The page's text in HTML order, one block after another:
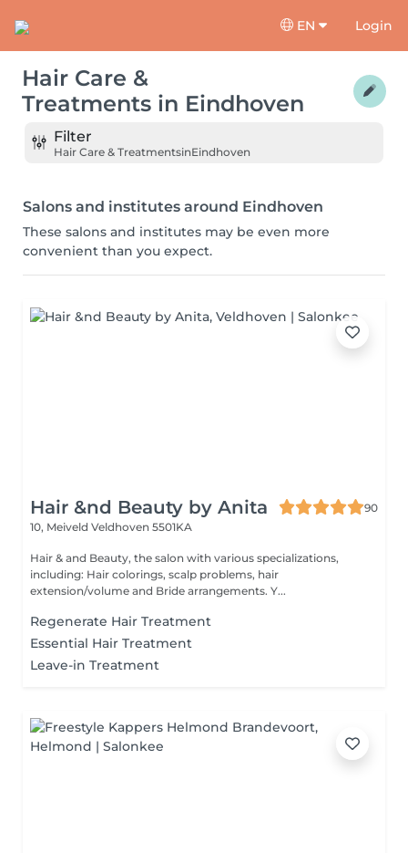
EN Login
Hair Care &
Treatments in Eindhoven
Filter
Hair Care & TreatmentsinEindhoven
Salons and institutes around Eindhoven
These salons and institutes may be even more
convenient than you expect.
Hair &nd Beauty by Anita
90
10, Meiveld Veldhoven 5501KA
Hair & and Beauty, the salon with various specializations,
including: Hair colorings, scalp problems, hair
extension/volume and Bride arrangements. Y...
Regenerate Hair Treatment
Essential Hair Treatment
Leave-in Treatment